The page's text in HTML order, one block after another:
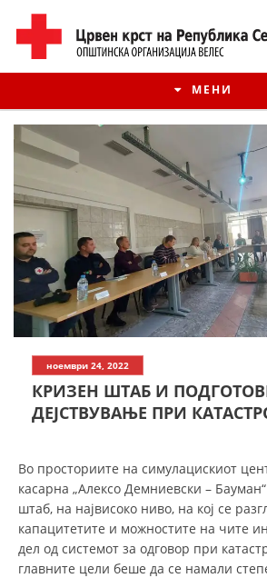
МЕНИ
ИСТОРИЈАТ НА ЦКРМ
ИСТОРИЈАТ НА
СТРУКТУРА НА
ЧЛЕНСТВО ВО
ЗАКОН ЗА ЦКРМ
ноември 24, 2022
КРИЗЕН ШТАБ И
ДЕЈСТВУВАЊЕ ПРИ
Во просториите на симулацискиот
касарна „Алексо Демниевски –
штаб, на највисоко ниво, на кој се
капацитетите и можностите на чите
дел од системот за одговор при
главните цели беше да се намали